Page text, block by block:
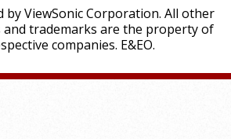
by ViewSonic Corporation. All other
and trademarks are the property of
companies. E&EO.